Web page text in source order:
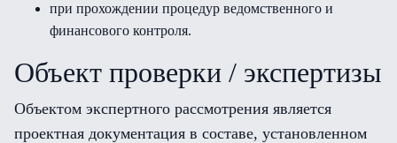
при прохождении процедур ведомственного и
финансового контроля.
Объект проверки / экспертизы
Объектом экспертного рассмотрения является
проектная документация в составе, установленном